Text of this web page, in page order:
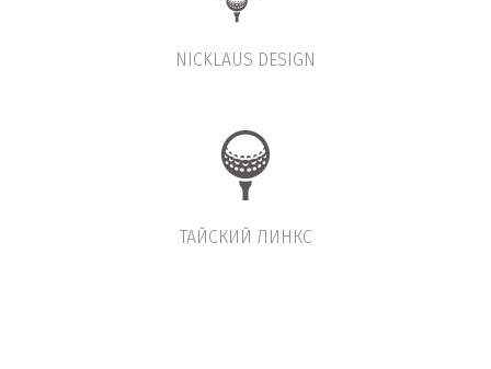
NICKLAUS DESIGN
ТАЙСКИЙ ЛИНКС